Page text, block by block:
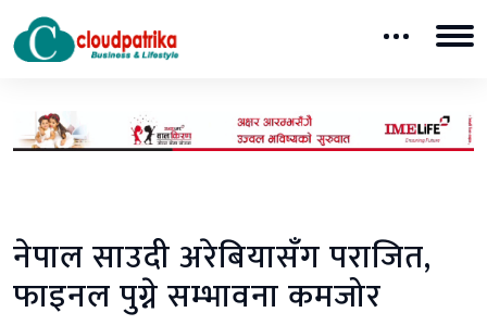
नेपाल साउदी अरेबियासँग पराजित,
फाइनल पुग्ने सम्भावना कमजोर